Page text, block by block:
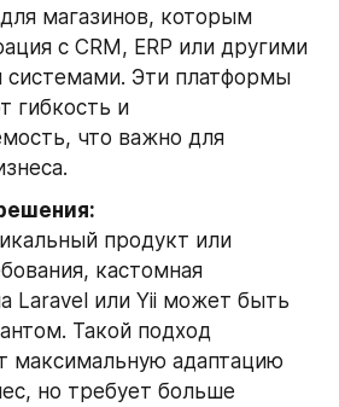
магазинов, которым
с CRM, ERP или другими
системами. Эти платформы
гибкость и
что важно для
продукт или
кастомная
Laravel или Yii может быть
Такой подход
максимальную адаптацию
но требует больше